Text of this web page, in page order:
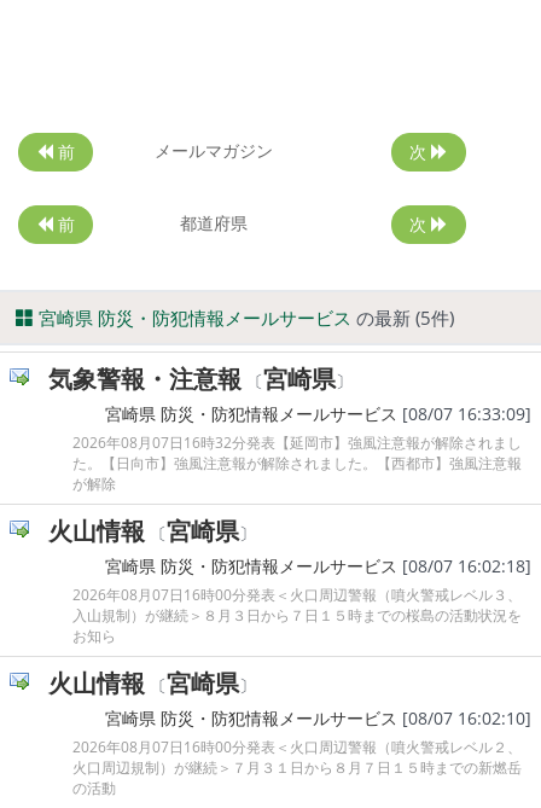
前 メールマガジン 次
前 都道府県 次
宮崎県 防災・防犯情報メールサービス の最新 (5件)
気象警報・注意報 〔宮崎県〕
宮崎県 防災・防犯情報メールサービス [08/07 16:33:09]
2026年08月07日16時32分発表【延岡市】強風注意報が解除されまし
た。【日向市】強風注意報が解除されました。【西都市】強風注意報
が解除
火山情報 〔宮崎県〕
宮崎県 防災・防犯情報メールサービス [08/07 16:02:18]
2026年08月07日16時00分発表＜火口周辺警報（噴火警戒レベル３、
入山規制）が継続＞８月３日から７日１５時までの桜島の活動状況を
お知ら
火山情報 〔宮崎県〕
宮崎県 防災・防犯情報メールサービス [08/07 16:02:10]
2026年08月07日16時00分発表＜火口周辺警報（噴火警戒レベル２、
火口周辺規制）が継続＞７月３１日から８月７日１５時までの新燃岳
の活動